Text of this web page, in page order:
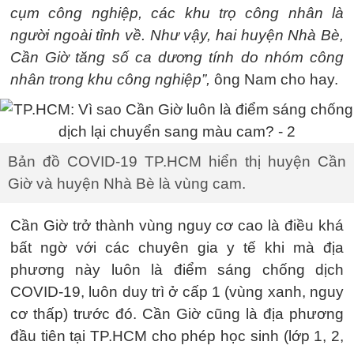
cụm công nghiệp, các khu trọ công nhân là
người ngoài tỉnh về. Như vậy, hai huyện Nhà Bè,
Cần Giờ tăng số ca dương tính do nhóm công
nhân trong khu công nghiệp”, ông Nam cho hay.
Bản đồ COVID-19 TP.HCM hiển thị huyện Cần
Giờ và huyện Nhà Bè là vùng cam.
Cần Giờ trở thành vùng nguy cơ cao là điều khá
bất ngờ với các chuyên gia y tế khi mà địa
phương này luôn là điểm sáng chống dịch
COVID-19, luôn duy trì ở cấp 1 (vùng xanh, nguy
cơ thấp) trước đó. Cần Giờ cũng là địa phương
đầu tiên tại TP.HCM cho phép học sinh (lớp 1, 2,